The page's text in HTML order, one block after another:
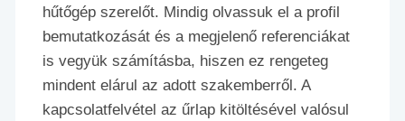
hűtőgép szerelőt. Mindig olvassuk el a profil
bemutatkozását és a megjelenő referenciákat
is vegyük számításba, hiszen ez rengeteg
mindent elárul az adott szakemberről. A
kapcsolatfelvétel az űrlap kitöltésével valósul